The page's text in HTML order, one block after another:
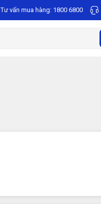
Tư vấn mua hàng: 1800 6800